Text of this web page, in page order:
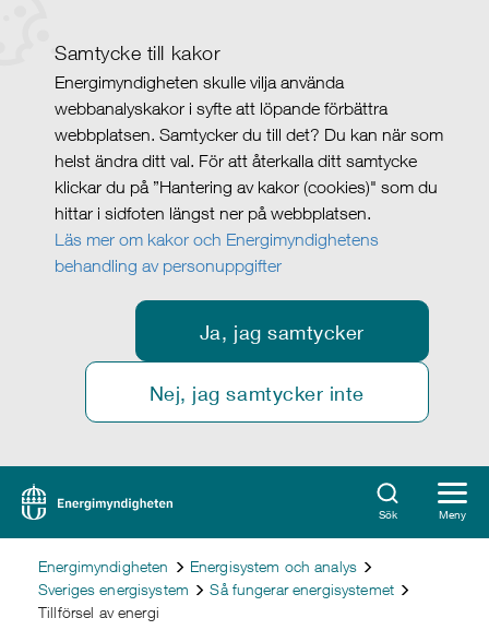
Samtycke till kakor
Energimyndigheten skulle vilja använda
webbanalyskakor i syfte att löpande förbättra
webbplatsen. Samtycker du till det? Du kan när som
helst ändra ditt val. För att återkalla ditt samtycke
klickar du på ”Hantering av kakor (cookies)" som du
hittar i sidfoten längst ner på webbplatsen.
Läs mer om kakor och Energimyndighetens
behandling av personuppgifter
Ja, jag samtycker
Nej, jag samtycker inte
Sök Meny
Energimyndigheten
Energisystem och analys
Sveriges energisystem
Så fungerar energisystemet
Tillförsel av energi